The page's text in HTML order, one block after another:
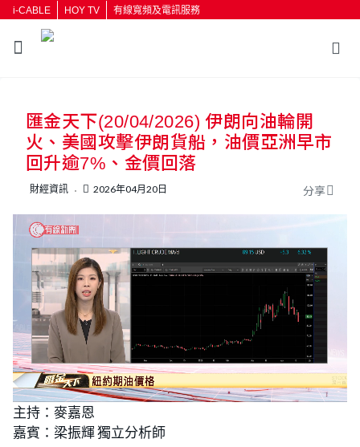
i-CABLE HOY TV 有線寬頻及電訊服務
按輸入鍵開始搜尋
匯金天下(20/04/2026) 伊朗向油輪開
火、美國攻擊伊朗貨船，油價亞洲早市
回升逾7%、金價回落
財經資訊 2026年04月20日 分享
U
n
m
u
t
e
L
o
e
d
主持：麥嘉恩
嘉賓：梁振輝 獨立分析師